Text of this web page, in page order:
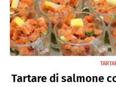
Tartare di salmone